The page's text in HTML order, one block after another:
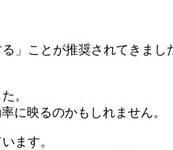
」ことが推奨されてきまし
。
に映るのかもしれません。
ます。